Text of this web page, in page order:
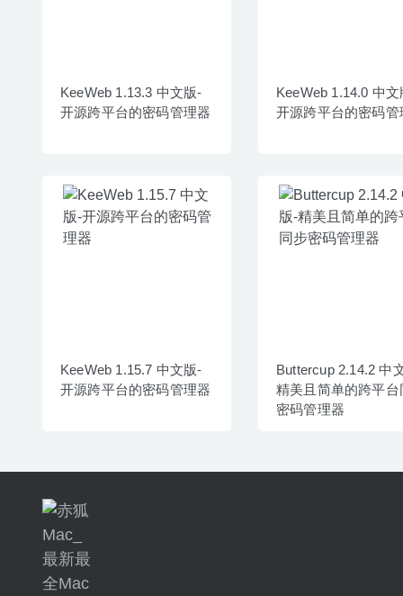
KeeWeb 1.13.3 中文版-
开源跨平台的密码管理器
KeeWeb 1.14.0 中文
开源跨平台的密码管
KeeWeb 1.15.7 中文版-
开源跨平台的密码管理器
Buttercup 2.14.2 中
精美且简单的跨平台
密码管理器